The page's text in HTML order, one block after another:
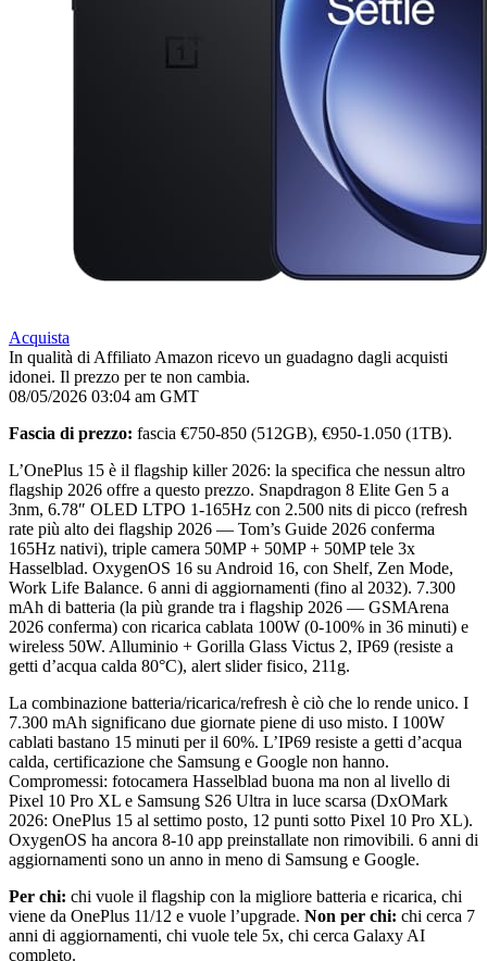
Acquista
In qualità di Affiliato Amazon ricevo un guadagno dagli acquisti
idonei. Il prezzo per te non cambia.
08/05/2026 03:04 am GMT
Fascia di prezzo: fascia €750-850 (512GB), €950-1.050 (1TB).
L’OnePlus 15 è il flagship killer 2026: la specifica che nessun altro
flagship 2026 offre a questo prezzo. Snapdragon 8 Elite Gen 5 a
3nm, 6.78″ OLED LTPO 1-165Hz con 2.500 nits di picco (refresh
rate più alto dei flagship 2026 — Tom’s Guide 2026 conferma
165Hz nativi), triple camera 50MP + 50MP + 50MP tele 3x
Hasselblad. OxygenOS 16 su Android 16, con Shelf, Zen Mode,
Work Life Balance. 6 anni di aggiornamenti (fino al 2032). 7.300
mAh di batteria (la più grande tra i flagship 2026 — GSMArena
2026 conferma) con ricarica cablata 100W (0-100% in 36 minuti) e
wireless 50W. Alluminio + Gorilla Glass Victus 2, IP69 (resiste a
getti d’acqua calda 80°C), alert slider fisico, 211g.
La combinazione batteria/ricarica/refresh è ciò che lo rende unico. I
7.300 mAh significano due giornate piene di uso misto. I 100W
cablati bastano 15 minuti per il 60%. L’IP69 resiste a getti d’acqua
calda, certificazione che Samsung e Google non hanno.
Compromessi: fotocamera Hasselblad buona ma non al livello di
Pixel 10 Pro XL e Samsung S26 Ultra in luce scarsa (DxOMark
2026: OnePlus 15 al settimo posto, 12 punti sotto Pixel 10 Pro XL).
OxygenOS ha ancora 8-10 app preinstallate non rimovibili. 6 anni di
aggiornamenti sono un anno in meno di Samsung e Google.
Per chi: chi vuole il flagship con la migliore batteria e ricarica, chi
viene da OnePlus 11/12 e vuole l’upgrade. Non per chi: chi cerca 7
anni di aggiornamenti, chi vuole tele 5x, chi cerca Galaxy AI
completo.